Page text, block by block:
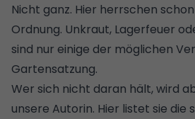
Nicht ganz. Hier herrschen
Ordnung. Unkraut, Lagerfeuer
sind nur einige der möglichen
Gartensatzung.
Wer sich nicht daran hält, wird
unsere Autorin. Hier listet sie die